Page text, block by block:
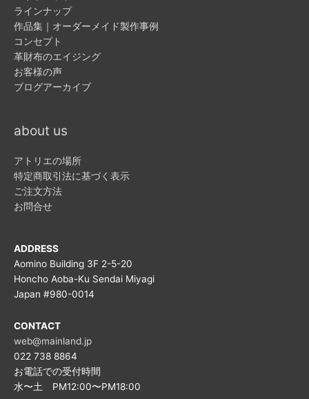
ラインナップ
作品集｜オーダーメイド製作事例
コンセプト
革財布のエイジング
お客様の声
ブログアーカイブ
about us
アトリエの場所
特定商取引法に基づく表示
ご注文方法
お問合せ
ADDRESS
Aomino Building 3F 2-5-20
Honcho Aoba-Ku Sendai Miyagi
Japan #980-0014
CONTACT
web@mainland.jp
022 738 8864
お電話での受付時間
水〜土 PM12:00〜PM18:00